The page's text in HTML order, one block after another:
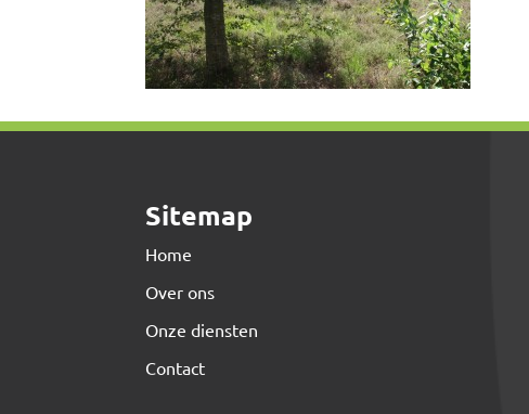
Sitemap
Home
Over ons
Onze diensten
Contact